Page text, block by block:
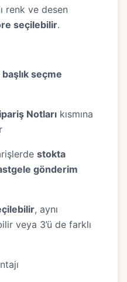
renk ve desen
seçilebilir.
başlık seçme
Notları kısmına
stokta
gönderim
, aynı
veya 3’ü de farklı